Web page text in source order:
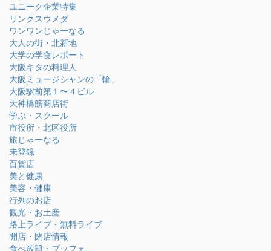
ユニーク企業特集
リンクスウメダ
ワンワンじゃーなる
大人の街・北新地
大学の学食レポート
大阪キタの料理人
大阪ミュージシャンの「輪」
大阪駅前第１〜４ビル
天神橋筋商店街
学ぶ・スクール
市役所・北区役所
旅じゃーなる
未登録
百貨店
美と健康
美容・健康
行列のお店
観光・お土産
路上ライブ・無料ライブ
開店・閉店情報
食べ放題・ブッフェ